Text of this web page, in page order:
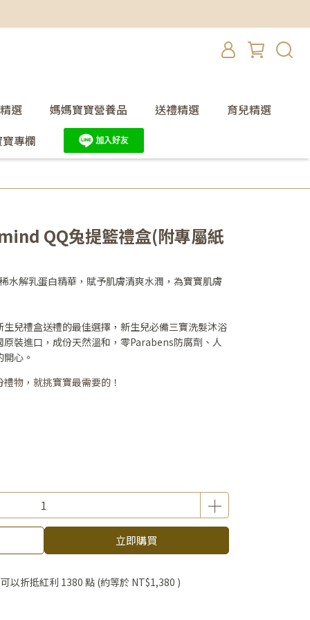
選 媽媽寶寶營養品 送禮精選
育兒精選
專欄
QQ兔提籃禮盒(附專屬紙
解乳蛋白精華，賦予肌膚清爽水潤，為寶寶肌膚
兒禮盒送禮的最佳選擇，新生兒必備三寶洗髮沐浴
裝進口，成份天然溫和，零Parabens防腐劑、人
心。
物，就挑寶寶最需要的！
立即購買
以折抵紅利 1380 點 (約等於 NT$1,380 )